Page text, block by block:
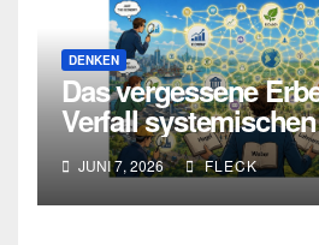
DENKEN
Das vergessene
Verfall
Deutschland
JUNI 7, 2026 FLECK